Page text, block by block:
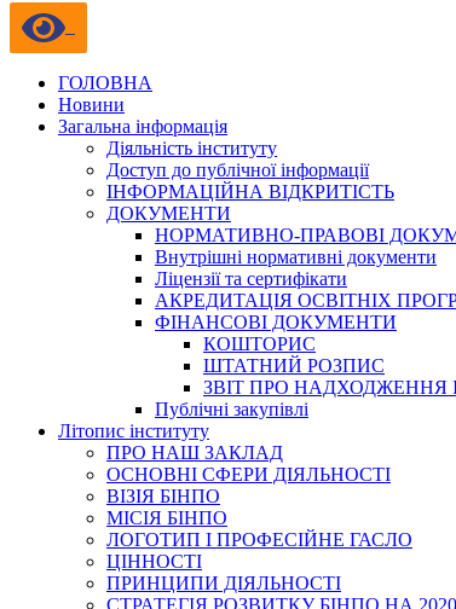
ГОЛОВНА
Новини
Загальна інформація
Діяльність інституту
Доступ до публічної інформації
ІНФОРМАЦІЙНА ВІДКРИТІСТЬ
ДОКУМЕНТИ
НОРМАТИВНО-ПРАВОВІ
Внутрішні нормативні документи
Ліцензії та сертифікати
АКРЕДИТАЦІЯ ОСВІТНІХ
ФІНАНСОВІ ДОКУМЕНТИ
КОШТОРИС
ШТАТНИЙ РОЗПИС
ЗВІТ ПРО НАДХОДЖЕННЯ
Публічні закупівлі
Літопис інституту
ПРО НАШ ЗАКЛАД
ОСНОВНІ СФЕРИ ДІЯЛЬНОСТІ
ВІЗІЯ БІНПО
МІСІЯ БІНПО
ЛОГОТИП І ПРОФЕСІЙНЕ ГАСЛО
ЦІННОСТІ
ПРИНЦИПИ ДІЯЛЬНОСТІ
СТРАТЕГІЯ РОЗВИТКУ БІНПО НА